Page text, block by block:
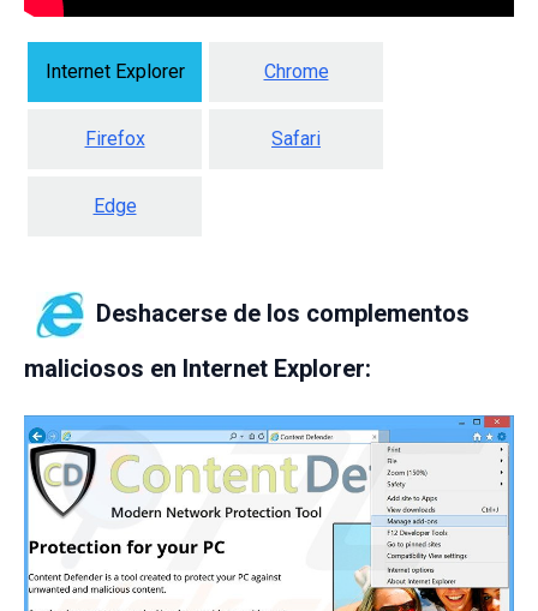
Internet Explorer Chrome
Firefox Safari
Edge
Deshacerse de los complementos
maliciosos en Internet Explorer: